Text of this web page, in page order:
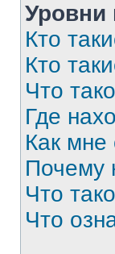
Уровни
Кто
Кто
Что
Где
Как мне
Почему
Что
Что